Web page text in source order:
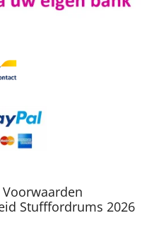
Stufffordrums 2026